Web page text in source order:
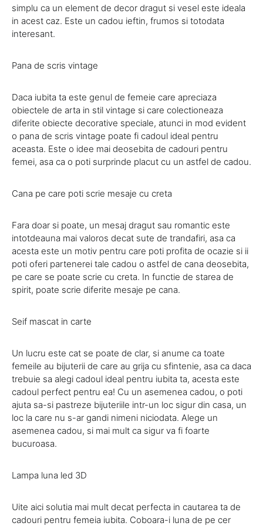
simplu ca un element de decor dragut si vesel este ideala
in acest caz. Este un cadou ieftin, frumos si totodata
interesant.
Pana de scris vintage
Daca iubita ta este genul de femeie care apreciaza
obiectele de arta in stil vintage si care colectioneaza
diferite obiecte decorative speciale, atunci in mod evident
o pana de scris vintage poate fi cadoul ideal pentru
aceasta. Este o idee mai deosebita de cadouri pentru
femei, asa ca o poti surprinde placut cu un astfel de cadou.
Cana pe care poti scrie mesaje cu creta
Fara doar si poate, un mesaj dragut sau romantic este
intotdeauna mai valoros decat sute de trandafiri, asa ca
acesta este un motiv pentru care poti profita de ocazie si ii
poti oferi partenerei tale cadou o astfel de cana deosebita,
pe care se poate scrie cu creta. In functie de starea de
spirit, poate scrie diferite mesaje pe cana.
Seif mascat in carte
Un lucru este cat se poate de clar, si anume ca toate
femeile au bijuterii de care au grija cu sfintenie, asa ca daca
trebuie sa alegi cadoul ideal pentru iubita ta, acesta este
cadoul perfect pentru ea! Cu un asemenea cadou, o poti
ajuta sa-si pastreze bijuteriile intr-un loc sigur din casa, un
loc la care nu s-ar gandi nimeni niciodata. Alege un
asemenea cadou, si mai mult ca sigur va fi foarte
bucuroasa.
Lampa luna led 3D
Uite aici solutia mai mult decat perfecta in cautarea ta de
cadouri pentru femeia iubita. Coboara-i luna de pe cer